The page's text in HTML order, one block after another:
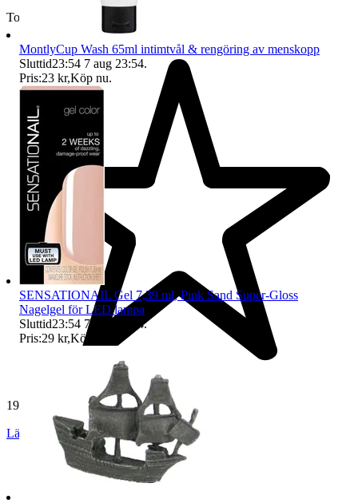
Toppsäljare
19 269 omdömen
Läs omdömen Följ
MontlyCup Wash 65ml intimtvål & rengöring av menskopp
Sluttid23:54 7 aug 23:54.
Pris:23 kr,Köp nu.
SENSATIONAIL Gel 7,39 ml, Pink Sand Super-Gloss
Nagelgel för LED lampa
Sluttid23:54 7 aug 23:54.
Pris:29 kr,Köp nu